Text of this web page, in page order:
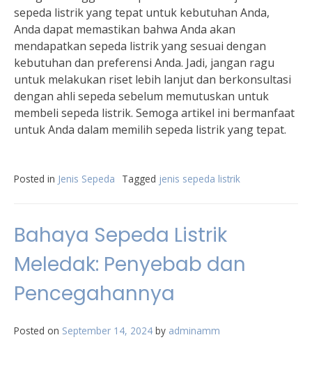
sepeda listrik yang tepat untuk kebutuhan Anda,
Anda dapat memastikan bahwa Anda akan
mendapatkan sepeda listrik yang sesuai dengan
kebutuhan dan preferensi Anda. Jadi, jangan ragu
untuk melakukan riset lebih lanjut dan berkonsultasi
dengan ahli sepeda sebelum memutuskan untuk
membeli sepeda listrik. Semoga artikel ini bermanfaat
untuk Anda dalam memilih sepeda listrik yang tepat.
Posted in Jenis Sepeda Tagged jenis sepeda listrik
Bahaya Sepeda Listrik
Meledak: Penyebab dan
Pencegahannya
Posted on September 14, 2024 by adminamm